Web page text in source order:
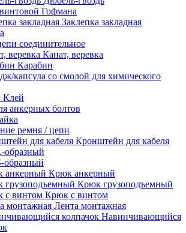
Гофмана
Заклепка закладная
соединительное
Канат, веревка
Карабин
капсула со смолой для химического
Клей
анкерных болтов
ремня / цепи
Кронштейн для кабеля
Крюк анкерный
Крюк грузоподъемный
Крюк с винтом
Лента монтажная
Навинчивающийся